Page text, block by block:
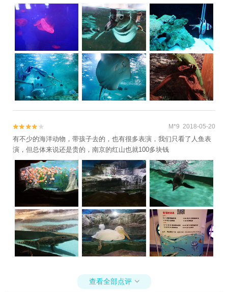

 M*9 2018-05-20
有不少的海洋动物，带孩子去的，也有很多表演，我们只看了人鱼表
演，但总体来说还是贵的，南京的红山也就100多块钱
查看全部点评 